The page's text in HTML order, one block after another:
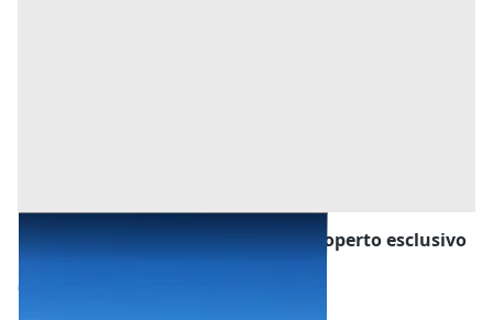
#2537678 Ampio capannone con scoperto esclusivo
600.000 €